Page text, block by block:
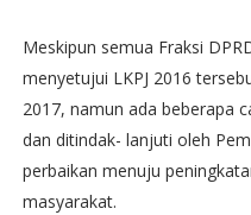
Meskipun semua Fraksi
menyetujui LKPJ 2016
2017, namun ada beberapa
dan ditindak- lanjuti oleh
perbaikan menuju
masyarakat.